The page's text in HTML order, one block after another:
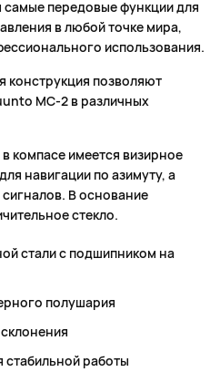
передовые функции для
в любой точке мира,
использования.
конструкция позволяют
MC-2 в различных
компасе имеется визирное
навигации по азимуту, а
В основание
стекло.
стали с подшипником на
полушария
стабильной работы